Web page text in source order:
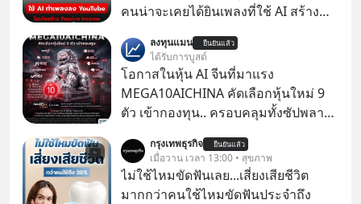
คนน่าจะเคยได้ยินเพลงที่ใช้ AI สร้าง
รู้ตัวเรา” จากช่องชื่อว่า UNHEARD
MUSIC ที่ตอนนี้มียอดรับชมกว่า 26
ล้านครั้งแล้ว
ลงทุนแมน ยืนยันแล้ว
ได้รับการบูสต์
โอกาสในหุ้น AI จีนที่มาแรง
MEGA10AICHINA คัดเลือกหุ้นใหม่ 9
ตัว เข้ากองทุน.. ครอบคลุมทั้งซัปพลาย
โปรโมชัน ลด 50% ค่าธรรมเนียมซื้อ |
ยอด 2 ล้านบาทขึ้นไป ฟรีค่าธรรมเนียม
ซื้อ
กรุงเทพธุรกิจ ยืนยันแล้ว
เมื่อวาน เวลา 13:00 • สุขภาพ
ไม่ใช้ไหมขัดฟันเลย...เสี่ยงเสียชีวิต
มากกว่าคนใช้ไหมขัดฟันประจำถึง